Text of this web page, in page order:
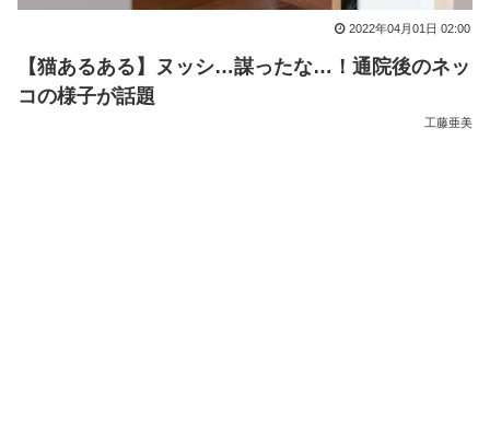
【猫あるある】ヌッシ…謀ったな…！通院後のネッ
コの様子が話題
2022年04月01日 02:00
工藤亜美